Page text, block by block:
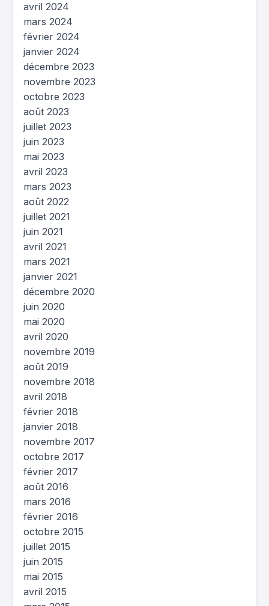
avril 2024
mars 2024
février 2024
janvier 2024
décembre 2023
novembre 2023
octobre 2023
août 2023
juillet 2023
juin 2023
mai 2023
avril 2023
mars 2023
août 2022
juillet 2021
juin 2021
avril 2021
mars 2021
janvier 2021
décembre 2020
juin 2020
mai 2020
avril 2020
novembre 2019
août 2019
novembre 2018
avril 2018
février 2018
janvier 2018
novembre 2017
octobre 2017
février 2017
août 2016
mars 2016
février 2016
octobre 2015
juillet 2015
juin 2015
mai 2015
avril 2015